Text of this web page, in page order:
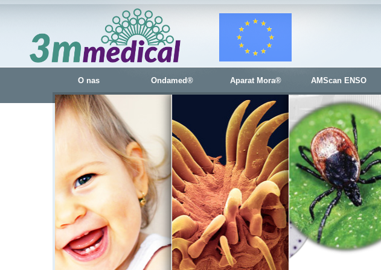
O nas Ondamed® Aparat Mora® AMScan ENSO